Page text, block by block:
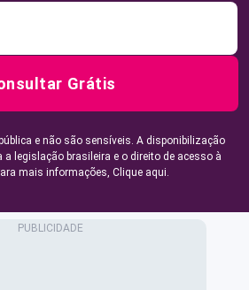
Grátis
e não são sensíveis. A disponibilização
legislação brasileira e o direito de acesso à
mais informações, Clique aqui.